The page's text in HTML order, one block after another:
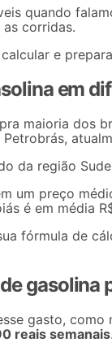
quando
corridas.
e
em
maioria dos
Petrobrás,
da região
um preço
é em média
fórmula de
gasto,
reais semanais.